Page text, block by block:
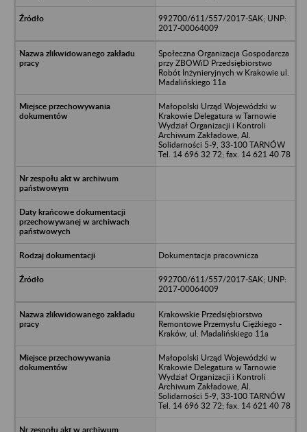
992700/611/557/2017-SAK; UNP:
2017-00064009
Społeczna Organizacja Gospodarcza
przy ZBOWiD Przedsiębiorstwo
Robót Inżynieryjnych w Krakowie ul.
Madalińskiego 11a
Małopolski Urząd Wojewódzki w
Krakowie Delegatura w Tarnowie
Wydział Organizacji i Kontroli
Archiwum Zakładowe, Al.
Solidarności 5-9, 33-100 TARNÓW
Tel. 14 696 32 72; fax. 14 621 40 78
Dokumentacja pracownicza
992700/611/557/2017-SAK; UNP:
2017-00064009
Krakowskie Przedsiębiorstwo
Remontowe Przemysłu Ciężkiego -
Kraków, ul. Madalińskiego 11a
Małopolski Urząd Wojewódzki w
Krakowie Delegatura w Tarnowie
Wydział Organizacji i Kontroli
Archiwum Zakładowe, Al.
Solidarności 5-9, 33-100 TARNÓW
Tel. 14 696 32 72; fax. 14 621 40 78